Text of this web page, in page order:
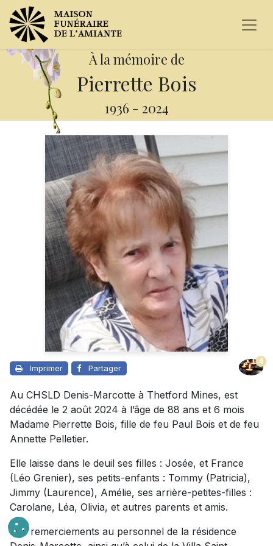
À la mémoire de
Pierrette Bois
1936 - 2024
Imprimer Partager
4
Au CHSLD Denis-Marcotte à Thetford Mines, est
décédée le 2 août 2024 à l’âge de 88 ans et 6 mois
Madame Pierrette Bois, fille de feu Paul Bois et de feu
Annette Pelletier.
Elle laisse dans le deuil ses filles : Josée, et France
(Léo Grenier), ses petits-enfants : Tommy (Patricia),
Jimmy (Laurence), Amélie, ses arrière-petites-filles :
Carolane, Léa, Olivia, et autres parents et amis.
Des remerciements au personnel de la résidence